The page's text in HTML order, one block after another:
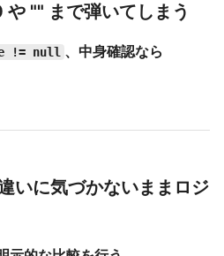
や "" まで弾いてしまう
!= null 、中身確認なら
いに気づかないままロジ